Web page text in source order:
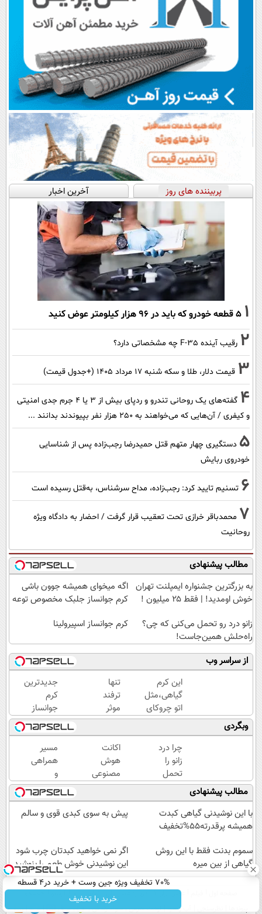
پربیننده های روز آخرین اخبار
1 ۵ قطعه خودرو که باید در ۹۶ هزار کیلومتر عوض کنید
2 رقیب آینده F-35 چه مشخصاتی دارد؟
3 قیمت دلار، طلا و سکه شنبه ۱۷ مرداد ۱۴۰۵ (+جدول قیمت)
4
گفته‌های یک روحانی تندرو و ردپای بیش از ۳ یا ۴ جرم جدی امنیتی
و کیفری / آن‌هایی که می‌خواهند به ۲۵۰ هزار نفر بپیوندند بدانند ...
5 دستگیری چهار متهم قتل حمیدرضا رجب‌زاده پس از شناسایی
خودروی ربایش
6 تسنیم تایید کرد: رجب‌زاده، مداح سرشناس، به‌قتل رسیده است
7 محمدباقر خرازی تحت تعقیب قرار گرفت / احضار به دادگاه ویژه
روحانیت
مطالب پیشنهادی
به بزرگترین جشنواره ایمپلنت تهران
خوش اومدید! | فقط ۲۵ میلیون !
اگه میخوای همیشه جوون باشی
کرم جوانساز جلبک مخصوص توعه
زانو درد رو تحمل می‌کنی که چی؟
راه‌حلش همین‌جاست!
کرم جوانساز اسپیرولینا
از سراسر وب
این کرم
گیاهی،مثل
اتو چروکای
پوستتوصاف
میکنه!50%تخفیف
تنها
ترفند
موثر
رفع
چروک
پوست،
همین
کرم
آلمانیه
(45%
تخفیف)
جدیدترین
کرم
جوانساز
حاوی
جلبک
اسپیرولینا!
( لینک
خرید با
تخفیف
ویژه)
وبگردی
چرا درد
زانو را
تحمل
می‌کنی؟
خیلی
ساده
درمنزل
کن
اکانت
هوش
مصنوعی
ارزان
شد !!!
مسیر
همراهی
و
گزارش
عملکرد
گروه
۱۴۰۴
مطالب پیشنهادی
با این نوشیدنی گیاهی کبدت
همیشه پرقدرته55%تخفیف
پیش به سوی کبدی قوی و سالم
سموم بدنت فقط با این روش
گیاهی از بین میره
اگر نمی خواهید کبدتان چرب شود
این نوشیدنی خوش طعم را بنوشید
70% تخفیف ویژه جین وست + خرید در4 قسطه
خرید با تخفیف
عصر ایران۲ درباره عصرایران تماس با ما
آب و هوا اوقات شرعی سواد زندگی